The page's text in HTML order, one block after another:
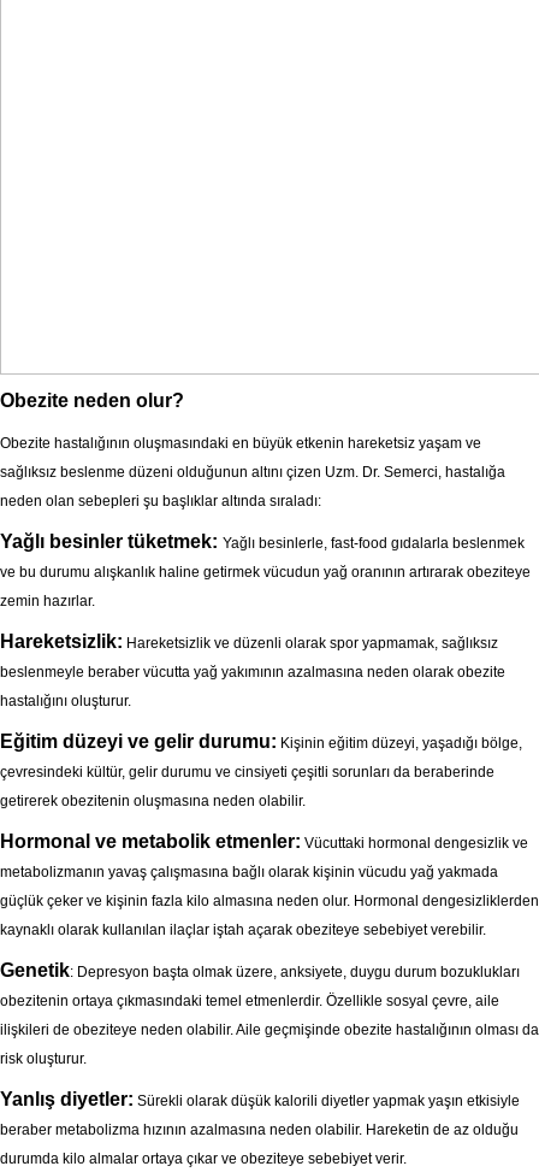
Obezite neden olur?
Obezite hastalığının oluşmasındaki en büyük etkenin hareketsiz yaşam ve
sağlıksız beslenme düzeni olduğunun altını çizen Uzm. Dr. Semerci, hastalığa
neden olan sebepleri şu başlıklar altında sıraladı:
Yağlı besinler tüketmek: Yağlı besinlerle, fast-food gıdalarla beslenmek
ve bu durumu alışkanlık haline getirmek vücudun yağ oranının artırarak obeziteye
zemin hazırlar.
Hareketsizlik: Hareketsizlik ve düzenli olarak spor yapmamak, sağlıksız
beslenmeyle beraber vücutta yağ yakımının azalmasına neden olarak obezite
hastalığını oluşturur.
Eğitim düzeyi ve gelir durumu: Kişinin eğitim düzeyi, yaşadığı bölge,
çevresindeki kültür, gelir durumu ve cinsiyeti çeşitli sorunları da beraberinde
getirerek obezitenin oluşmasına neden olabilir.
Hormonal ve metabolik etmenler: Vücuttaki hormonal dengesizlik ve
metabolizmanın yavaş çalışmasına bağlı olarak kişinin vücudu yağ yakmada
güçlük çeker ve kişinin fazla kilo almasına neden olur. Hormonal dengesizliklerden
kaynaklı olarak kullanılan ilaçlar iştah açarak obeziteye sebebiyet verebilir.
Genetik: Depresyon başta olmak üzere, anksiyete, duygu durum bozuklukları
obezitenin ortaya çıkmasındaki temel etmenlerdir. Özellikle sosyal çevre, aile
ilişkileri de obeziteye neden olabilir. Aile geçmişinde obezite hastalığının olması da
risk oluşturur.
Yanlış diyetler: Sürekli olarak düşük kalorili diyetler yapmak yaşın etkisiyle
beraber metabolizma hızının azalmasına neden olabilir. Hareketin de az olduğu
durumda kilo almalar ortaya çıkar ve obeziteye sebebiyet verir.